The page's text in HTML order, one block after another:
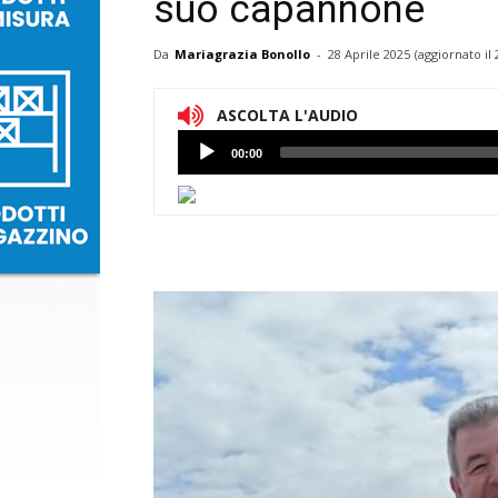
suo capannone
Da Mariagrazia Bonollo - 28 Aprile 2025 (aggiornato il
ASCOLTA L'AUDIO
Lettore
Audio
00:00